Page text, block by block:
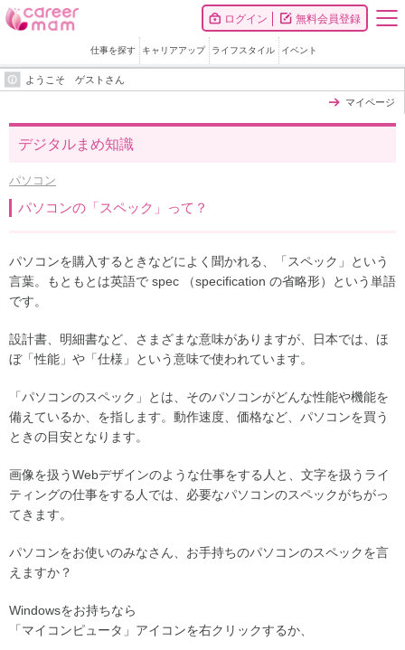
ログイン 無料会員登録
仕事を探す キャリアアップ ライフスタイル イベント
ようこそ ゲストさん
マイページ
デジタルまめ知識
パソコン
パソコンの「スペック」って？
パソコンを購入するときなどによく聞かれる、「スペック」という
言葉。もともとは英語で spec （specification の省略形）という単語
です。
設計書、明細書など、さまざまな意味がありますが、日本では、ほ
ぼ「性能」や「仕様」という意味で使われています。
「パソコンのスペック」とは、そのパソコンがどんな性能や機能を
備えているか、を指します。動作速度、価格など、パソコンを買う
ときの目安となります。
画像を扱うWebデザインのような仕事をする人と、文字を扱うライ
ティングの仕事をする人では、必要なパソコンのスペックがちがっ
てきます。
パソコンをお使いのみなさん、お手持ちのパソコンのスペックを言
えますか？
Windowsをお持ちなら
「マイコンピュータ」アイコンを右クリックするか、